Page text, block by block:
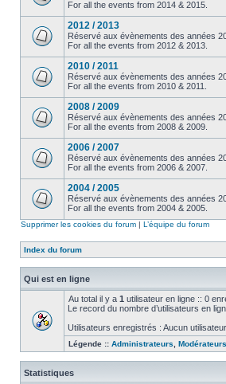
For all the events from 2014 & 2015.
2012 / 2013
Réservé aux évènements des années
For all the events from 2012 & 2013.
2010 / 2011
Réservé aux évènements des années
For all the events from 2010 & 2011.
2008 / 2009
Réservé aux évènements des années
For all the events from 2008 & 2009.
2006 / 2007
Réservé aux évènements des années
For all the events from 2006 & 2007.
2004 / 2005
Réservé aux évènements des années
For all the events from 2004 & 2005.
Supprimer les cookies du forum | L’équipe du forum
Index du forum
Qui est en ligne
Au total il y a 1 utilisateur en ligne :: 0
Le record du nombre d’utilisateurs en
Utilisateurs enregistrés : Aucun
Légende :: Administrateurs
Statistiques